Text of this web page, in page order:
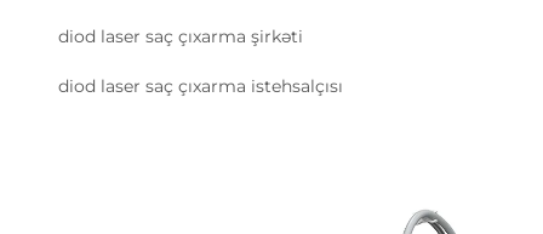
diod laser saç çıxarma şirkəti
diod laser saç çıxarma istehsalçısı